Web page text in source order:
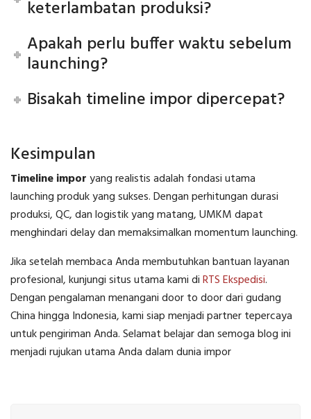
keterlambatan produksi?
Apakah perlu buffer waktu sebelum
launching?
Bisakah timeline impor dipercepat?
Kesimpulan
Timeline imporyang realistis adalah fondasi utama
launching produk yang sukses. Dengan perhitungan durasi
produksi, QC, dan logistik yang matang, UMKM dapat
menghindari delay dan memaksimalkan momentum launching.
Jika setelah membaca Anda membutuhkan bantuan layanan
profesional, kunjungi situs utama kami diRTS Ekspedisi.
Dengan pengalaman menangani door to door dari gudang
China hingga Indonesia, kami siap menjadi partner tepercaya
untuk pengiriman Anda. Selamat belajar dan semoga blog ini
menjadi rujukan utama Anda dalam dunia impor